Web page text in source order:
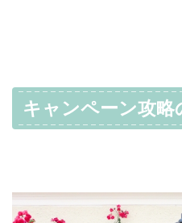
キャンペーン攻略